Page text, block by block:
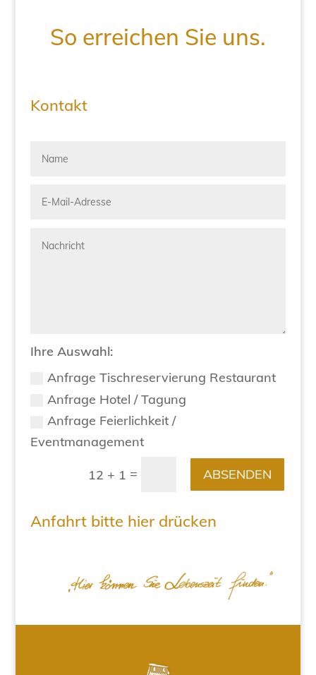
So erreichen Sie uns.
Kontakt
Ihre Auswahl:
Anfrage Tischreservierung Restaurant
Anfrage Hotel / Tagung
Anfrage Feierlichkeit /
Eventmanagement
12 + 1 = ABSENDEN
Anfahrt bitte hier drücken